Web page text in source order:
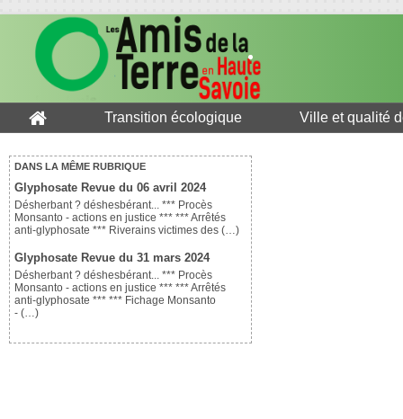
Transition écologique Ville et qualité
DANS LA MÊME RUBRIQUE
Glyphosate Revue du 06 avril 2024
Désherbant ? déshesbérant... *** Procès
Monsanto - actions en justice *** *** Arrêtés
anti-glyphosate *** Riverains victimes des (…)
Glyphosate Revue du 31 mars 2024
Désherbant ? déshesbérant... *** Procès
Monsanto - actions en justice *** *** Arrêtés
anti-glyphosate *** *** Fichage Monsanto
- (…)